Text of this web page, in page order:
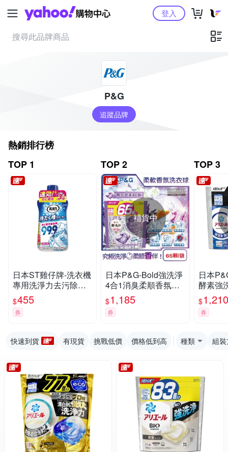
Yahoo購物中心登入
P&G
追蹤品牌
熱銷排行榜
TOP 1
日本ST雞仔牌-洗衣機
專用洗淨力去污除霉
消臭洗衣槽清潔劑550
g/瓶(不銹鋼/塑料筒槽
防霉洗滌,直立/滾筒/雙
$455
券
TOP 2
補貨中
日本P&G-Bold強洗淨
4合1消臭柔順香氛洗
衣球65顆/袋(筒槽防
霉,防皺除異味芳香,清
潔劑補充包)
$1,185
券
TOP 3
日本
酵素強
洗衣
(去黃亮
白護色
$1,210
券
快速到貨 有現貨 挑戰低價 價格低到高 種類 組